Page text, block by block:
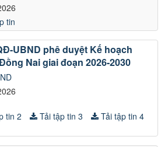
tin
UBND phê duyệt Kế hoạch
Nai giai đoạn 2026-2030
tin 2 Tải tập tin 3
Tải tập tin 4